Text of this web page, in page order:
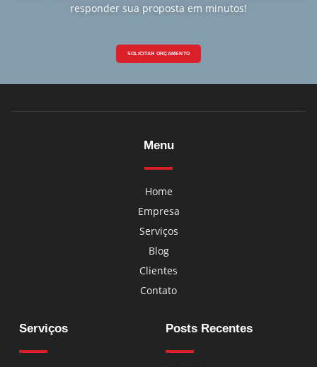
responder sua proposta em minutos!
SOLICITAR ORÇAMENTO
Menu
Home
Empresa
Serviços
Blog
Clientes
Contato
Serviços Posts Recentes